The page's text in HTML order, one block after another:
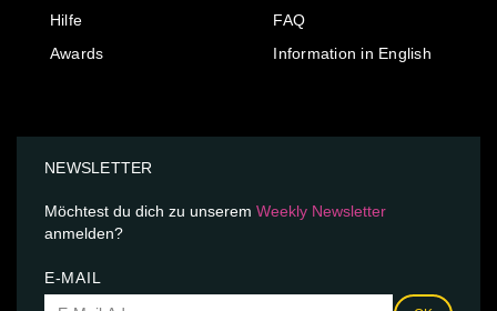
Hilfe
Awards
FAQ
Information in English
NEWSLETTER
Möchtest du dich zu unserem Weekly Newsletter
anmelden?
E-MAIL